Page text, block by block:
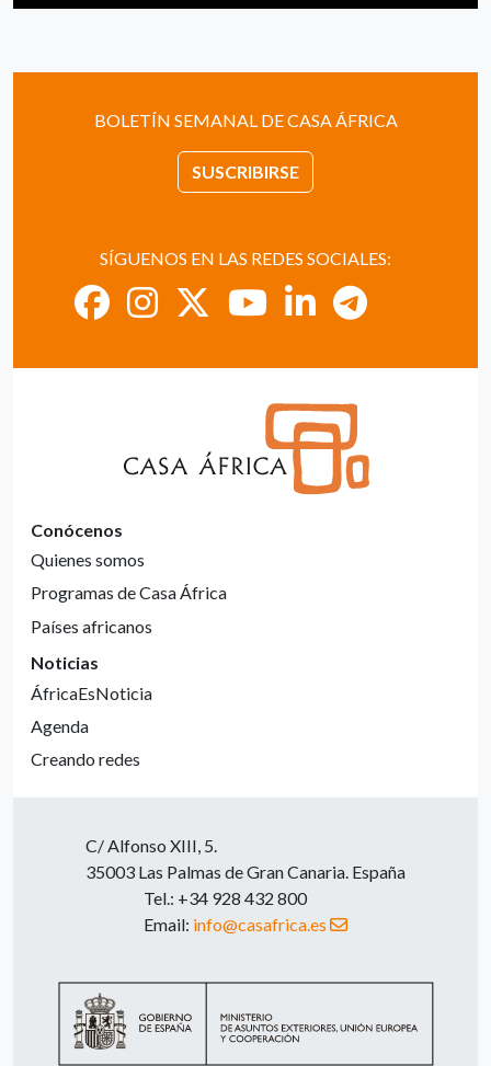
BOLETÍN SEMANAL DE CASA ÁFRICA
SUSCRIBIRSE
SÍGUENOS EN LAS REDES SOCIALES:
Conócenos
Quienes somos
Programas de Casa África
Países africanos
Noticias
ÁfricaEsNoticia
Agenda
Creando redes
C/ Alfonso XIII, 5.
35003 Las Palmas de Gran Canaria. España
Tel.: +34 928 432 800
Email: info@casafrica.es